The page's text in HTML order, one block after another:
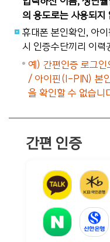
의 용도로는 사용되지
휴대폰 본인확인, 아
시 인증수단끼리 이력
예) 간편인증 로그인
/ 아이핀(I-PIN) 본
을 확인할 수 없습니
간편 인증